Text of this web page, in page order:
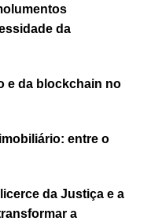
da
e da blockchain no
entre o
da Justiça e a
a